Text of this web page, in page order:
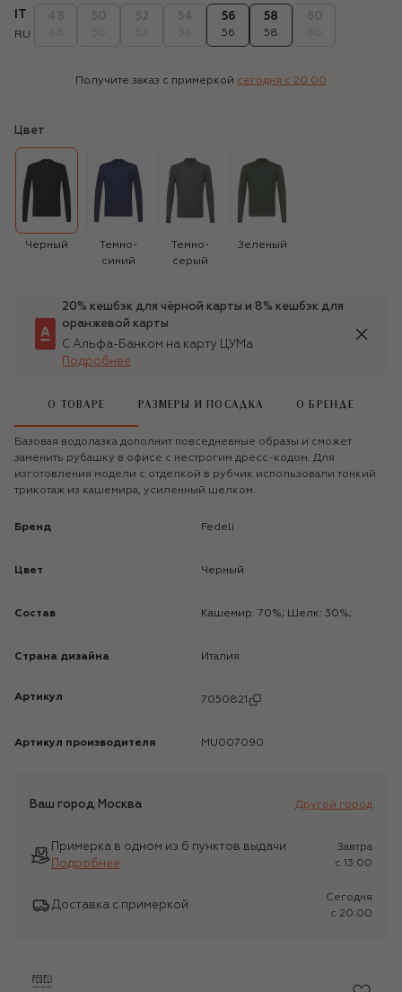
RU
56
56
58
58
Получите заказ с примеркой сегодня c 20:00
Цвет
Черный
Темно-
синий
Темно-
серый
Зеленый
20% кешбэк для чёрной карты и 8% кешбэк для
оранжевой карты
С Альфа-Банком на карту ЦУМа
Подробнее
О ТОВАРЕ РАЗМЕРЫ И ПОСАДКА О БРЕНДЕ
Базовая водолазка дополнит повседневные образы и сможет
заменить рубашку в офисе с нестрогим дресс-кодом. Для
изготовления модели с отделкой в рубчик использовали тонкий
трикотаж из кашемира, усиленный шелком.
Бренд Fedeli
Цвет Черный
Состав Кашемир: 70%; Шелк: 30%;
Страна дизайна Италия
Артикул 7050821
Артикул производителя MU007090
Ваш город Москва Другой город
Примерка в одном из 6 пунктов выдачи
Подробнее
Завтра
c 13:00
Доставка с примеркой
Сегодня
c 20:00